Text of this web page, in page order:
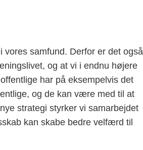
vores samfund. Derfor er det også
og at vi i endnu højere
har på eksempelvis det
og de kan være med til at
strategi styrker vi samarbejdet
kan skabe bedre velfærd til